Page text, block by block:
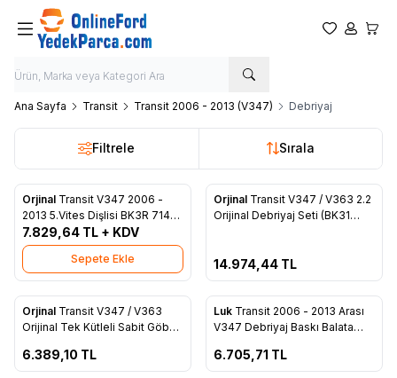
Favorilerim
Hesabım
Ana Sayfa Transit Transit 2006 - 2013 (V347) Debriyaj
Filtrele Sırala
Favorilere Ekle
Orjinal Transit V347 2006 -
2013 5.Vites Dişlisi BK3R 7144
AA
7.829,64 TL + KDV
Sepete Ekle
Favorilere Ekle
Tükendi
Orjinal Transit V347 / V363 2.2
Orijinal Debriyaj Seti (BK31
14.974,44 TL
Favorilere Ekle
Orjinal Transit V347 / V363
Orijinal Tek Kütleli Sabit Göbek
6.389,10 TL
Favorilere Ekle
Tükendi
Luk Transit 2006 - 2013 Arası
V347 Debriyaj Baskı Balata
CB
6.705,71 TL